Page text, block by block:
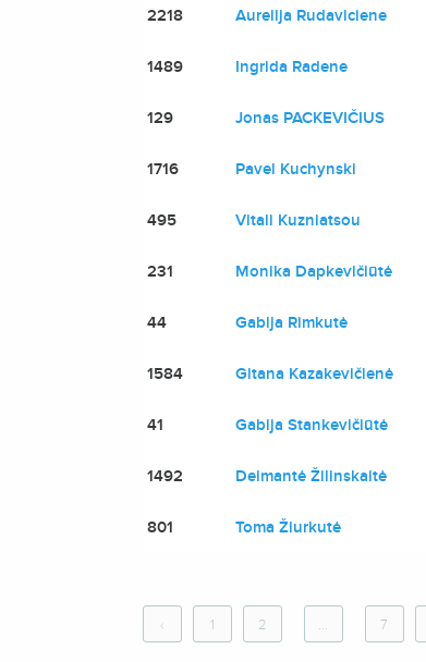
2218 Aurelija Rudaviciene
1489 Ingrida Radene
129 Jonas PACKEVIČIUS
1716 Pavel Kuchynski
495 Vitali Kuzniatsou
231 Monika Dapkevičiūtė
44 Gabija Rimkutė
1584 Gitana Kazakevičienė
41 Gabija Stankevičiūtė
1492 Deimantė Žilinskaitė
801 Toma Žiurkutė
‹ 1 2 ... 7